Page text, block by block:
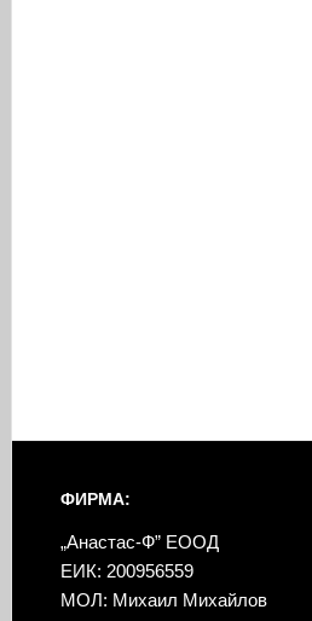
ФИРМА:
„Анастас-Ф” ЕООД
ЕИК: 200956559
МОЛ: Михаил Михайлов